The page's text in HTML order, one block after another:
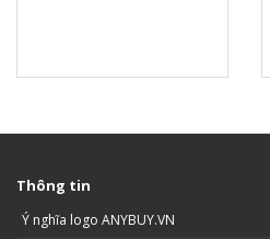
Thông tin
Ý nghĩa logo ANYBUY.VN